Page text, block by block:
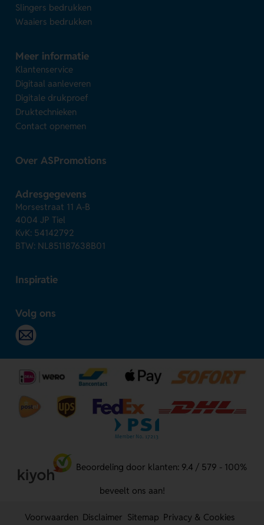
Slingers bedrukken
Waaiers bedrukken
Meer informatie
Klantenservice
Digitaal aanleveren
Digitale drukproef
Druktechnieken
Contact opnemen
Over ASPromotions
Adresgegevens
Morsestraat 11 A-B
4004 JP Tiel
KvK: 54142792
BTW: NL851187638B01
Inspiratie
Volg ons
Beoordeling door klanten: 9.4 / 579 - 100%
beveelt ons aan!
Voorwaarden Disclaimer Sitemap Privacy & Cookies